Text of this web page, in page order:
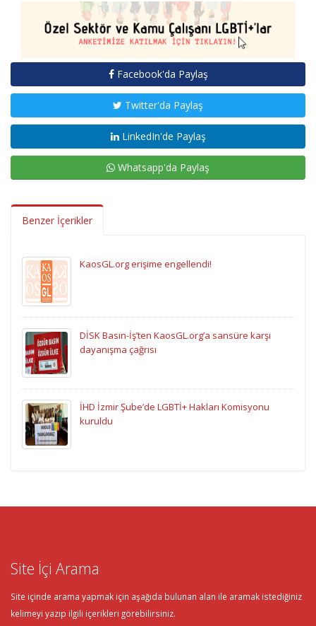
Facebook'da Paylaş
Twitter'da Paylaş
LinkedIn'de Paylaş
Whatsapp'da Paylaş
Benzer İçerikler
KaosGL.org erişime engellendi!
DİSK Basın-İş’ten KaosGL.org’a sansüre karşı
dayanışma çağrısı
İHD İzmir Şube’de LGBTİ+ Hakları Komisyonu
kuruldu
Site İçi Arama
Site içinde arama yapmak için aşağıda bulunan alan ile aramak istediğiniz
kelimeyi yazıp ilgili içerikleri görebilirsiniz.